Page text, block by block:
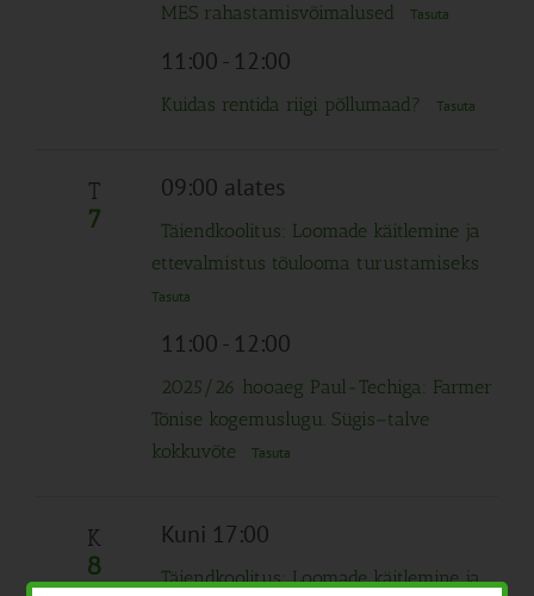
MES rahastamisvõimalused Tasuta
11:00- 12:00
Kuidas rentida riigi põllumaad? Tasuta
T
7
09:00 alates
Täiendkoolitus: Loomade käitlemine ja
ettevalmistus tõulooma turustamiseks
Tasuta
11:00- 12:00
2025/26 hooaeg Paul-Techiga: Farmer
Tõnise kogemuslugu. Sügis–talve
kokkuvõte
Tasuta
K
8
Kuni 17:00
Täiendkoolitus: Loomade käitlemine ja